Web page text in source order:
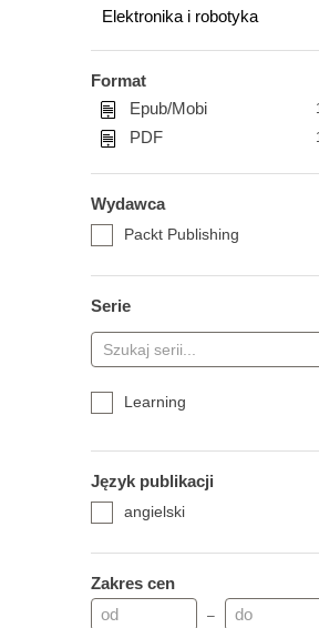
Elektronika i robotyka
Format
Epub/Mobi
PDF
Wydawca
Packt Publishing
Serie
Learning
Język publikacji
angielski
Zakres cen
–